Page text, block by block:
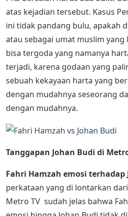
atas kejadian tersebut. Kasus
ini tidak pandang bulu, apakah
atau sebagai umat muslim yang
bisa tergoda yang namanya
terjadi, karena godaan yang
sebuah kekayaan harta yang
dengan mudahnya seseorang
dengan mudahnya.
Tanggapan Johan Budi di
Fahri Hamzah emosi terhadap
perkataan yang di lontarkan
Metro TV sudah jelas bahwa